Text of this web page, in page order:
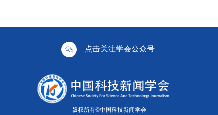
点击关注学会公众号
版权所有©中国科技新闻学会